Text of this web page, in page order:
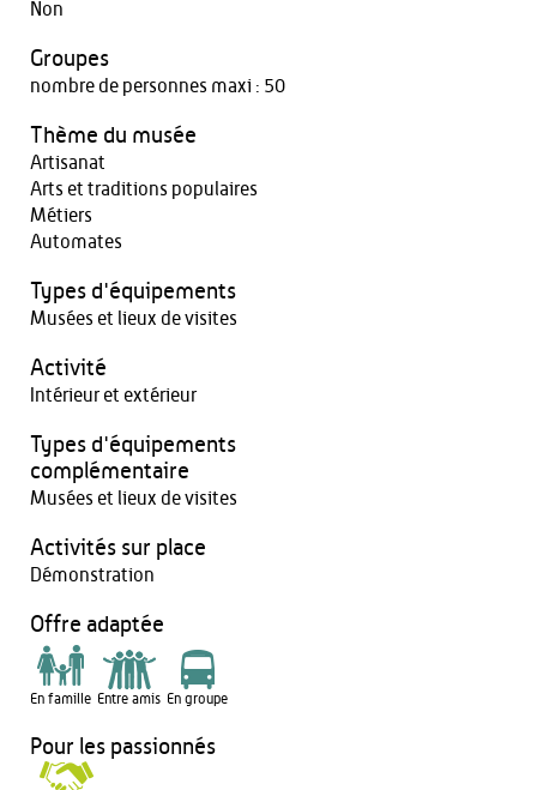
Non
Groupes
nombre de personnes maxi : 50
Thème du musée
Artisanat
Arts et traditions populaires
Métiers
Automates
Types d'équipements
Musées et lieux de visites
Activité
Intérieur et extérieur
Types d'équipements
complémentaire
Musées et lieux de visites
Activités sur place
Démonstration
Offre adaptée
En famille Entre amis En groupe
Pour les passionnés